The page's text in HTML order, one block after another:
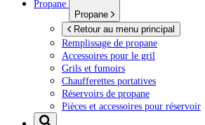
Propane
Propane
Retour au menu principal
Remplissage de propane
Accessoires pour le gril
Grils et fumoirs
Chaufferettes portatives
Réservoirs de propane
Pièces et accessoires pour réservoir